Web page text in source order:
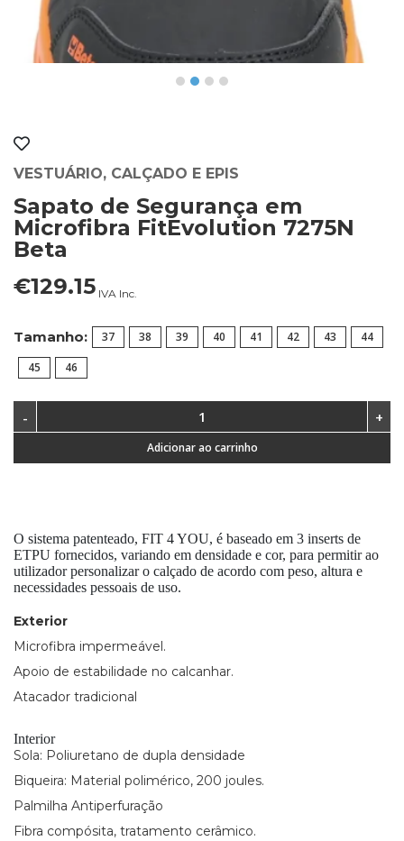
VESTUÁRIO, CALÇADO E EPIS
Sapato de Segurança em
Microfibra FitEvolution 7275N
Beta
€129.15 IVA Inc.
Tamanho: 37 38 39 40 41 42 43
44
45
46
Adicionar ao carrinho
O sistema patenteado, FIT 4 YOU, é baseado em 3 inserts de
ETPU fornecidos, variando em densidade e cor, para permitir ao
utilizador personalizar o calçado de acordo com peso, altura e
necessidades pessoais de uso.
Exterior
Microfibra impermeável.
Apoio de estabilidade no calcanhar.
Atacador tradicional
Interior
Sola: Poliuretano de dupla densidade
Biqueira: Material polimérico, 200 joules.
Palmilha Antiperfuração
Fibra compósita, tratamento cerâmico.